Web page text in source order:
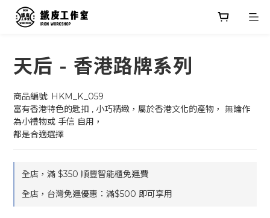
天后 - 香港路牌系列
商品編號: HKM_K_059
富有香港特色的匙扣 , 小巧精緻，屬於香港文化的產物， 無論作
為小禮物或 手信 自用，
都是合適選擇
全店，滿 $350 順豐智能櫃免運費
全店，台灣免運優惠：滿$500 即可享用